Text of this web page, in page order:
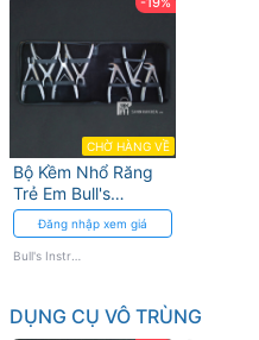
CHỜ HÀNG VỀ
Bộ Kềm Nhổ Răng
Trẻ Em Bull's
Instrumed - 7 Cái
Thép Không Gỉ
Đăng nhập xem giá
DỤNG CỤ VÔ TRÙNG